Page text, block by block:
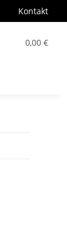
Kontakt
0,00 €